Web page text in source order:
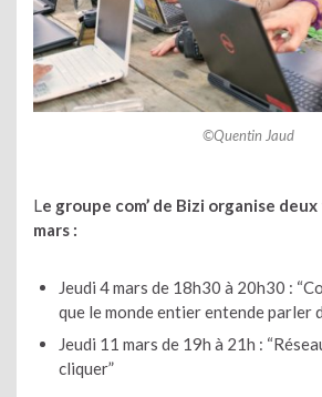
©Quentin Jaud
L e groupe com’ de Bizi organise
mars :
Jeudi 4 mars de 18h30 à 20h30 :
que le monde entier entende parler
Jeudi 11 mars de 19h à 21h :
cliquer”